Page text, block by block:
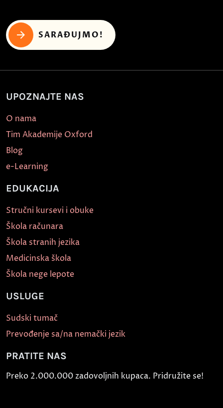
SARAĐUJMO!
UPOZNAJTE NAS
O nama
Tim Akademije Oxford
Blog
e-Learning
EDUKACIJA
Stručni kursevi i obuke
Škola računara
Škola stranih jezika
Medicinska škola
Škola nege lepote
USLUGE
Sudski tumač
Prevođenje sa/na nemački jezik
PRATITE NAS
Preko 2.000.000 zadovoljnih kupaca. Pridružite se!